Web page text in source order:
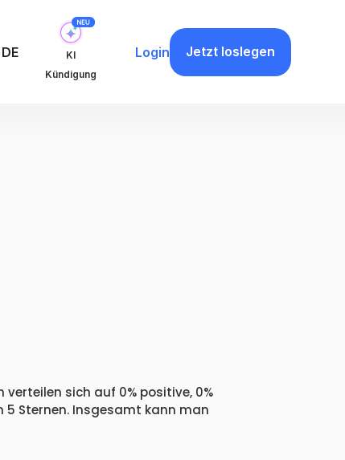
DE
KI
Kündigung
Login Jetzt loslegen
sich auf 0% positive, 0%
Sternen. Insgesamt kann man